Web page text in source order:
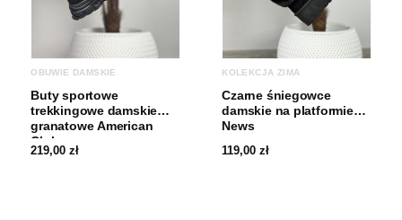
OBUWIE DAMSKIE
Buty sportowe
trekkingowe damskie
granatowe American
Club
219,00zł
KOLEKCJA ZIMA
Czarne śniegowce
damskie na platformie
News
119,00zł